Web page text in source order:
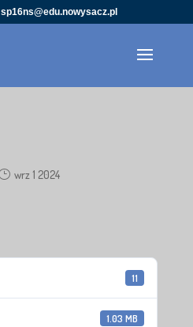
sp16ns@edu.nowysacz.pl
wrz 1 2024
11
1.03 MB